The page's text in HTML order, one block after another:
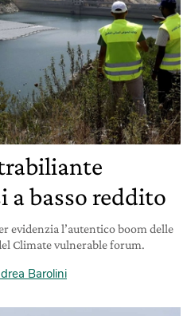
a basso reddito
evidenzia l’autentico boom delle
Climate vulnerable forum.
Barolini